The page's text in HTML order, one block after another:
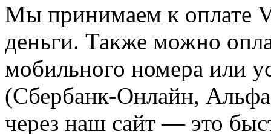
Мы принимаем к оплате
деньги. Также можно
мобильного номера или
(Сбербанк-Онлайн,
через наш сайт — это